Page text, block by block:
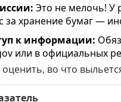
Это не мелочь! У
за хранение бумаг —
к информации:
или в официальных
во что